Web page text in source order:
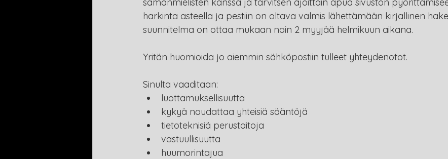
harkinta asteella ja pestiin on oltava valmis lähettämään kirjallinen
suunnitelma on ottaa mukaan noin 2 myyjää helmikuun aikana.
Yritän huomioida jo aiemmin sähköpostiin tulleet yhteydenotot.
Sinulta vaaditaan:
luottamuksellisuutta
kykyä noudattaa yhteisiä sääntöjä
tietoteknisiä perustaitoja
vastuullisuutta
huumorintajua